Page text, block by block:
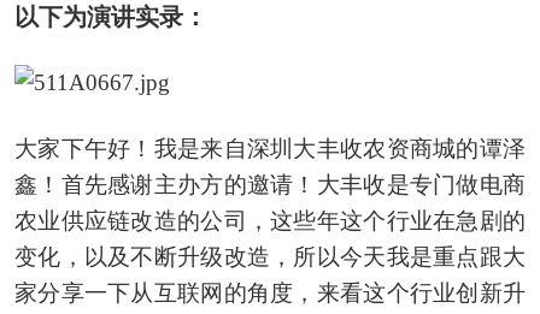
以下为演讲实录：
大家下午好！我是来自深圳大丰收农资商城的谭泽
鑫！首先感谢主办方的邀请！大丰收是专门做电商
农业供应链改造的公司，这些年这个行业在急剧的
变化，以及不断升级改造，所以今天我是重点跟大
家分享一下从互联网的角度，来看这个行业创新升